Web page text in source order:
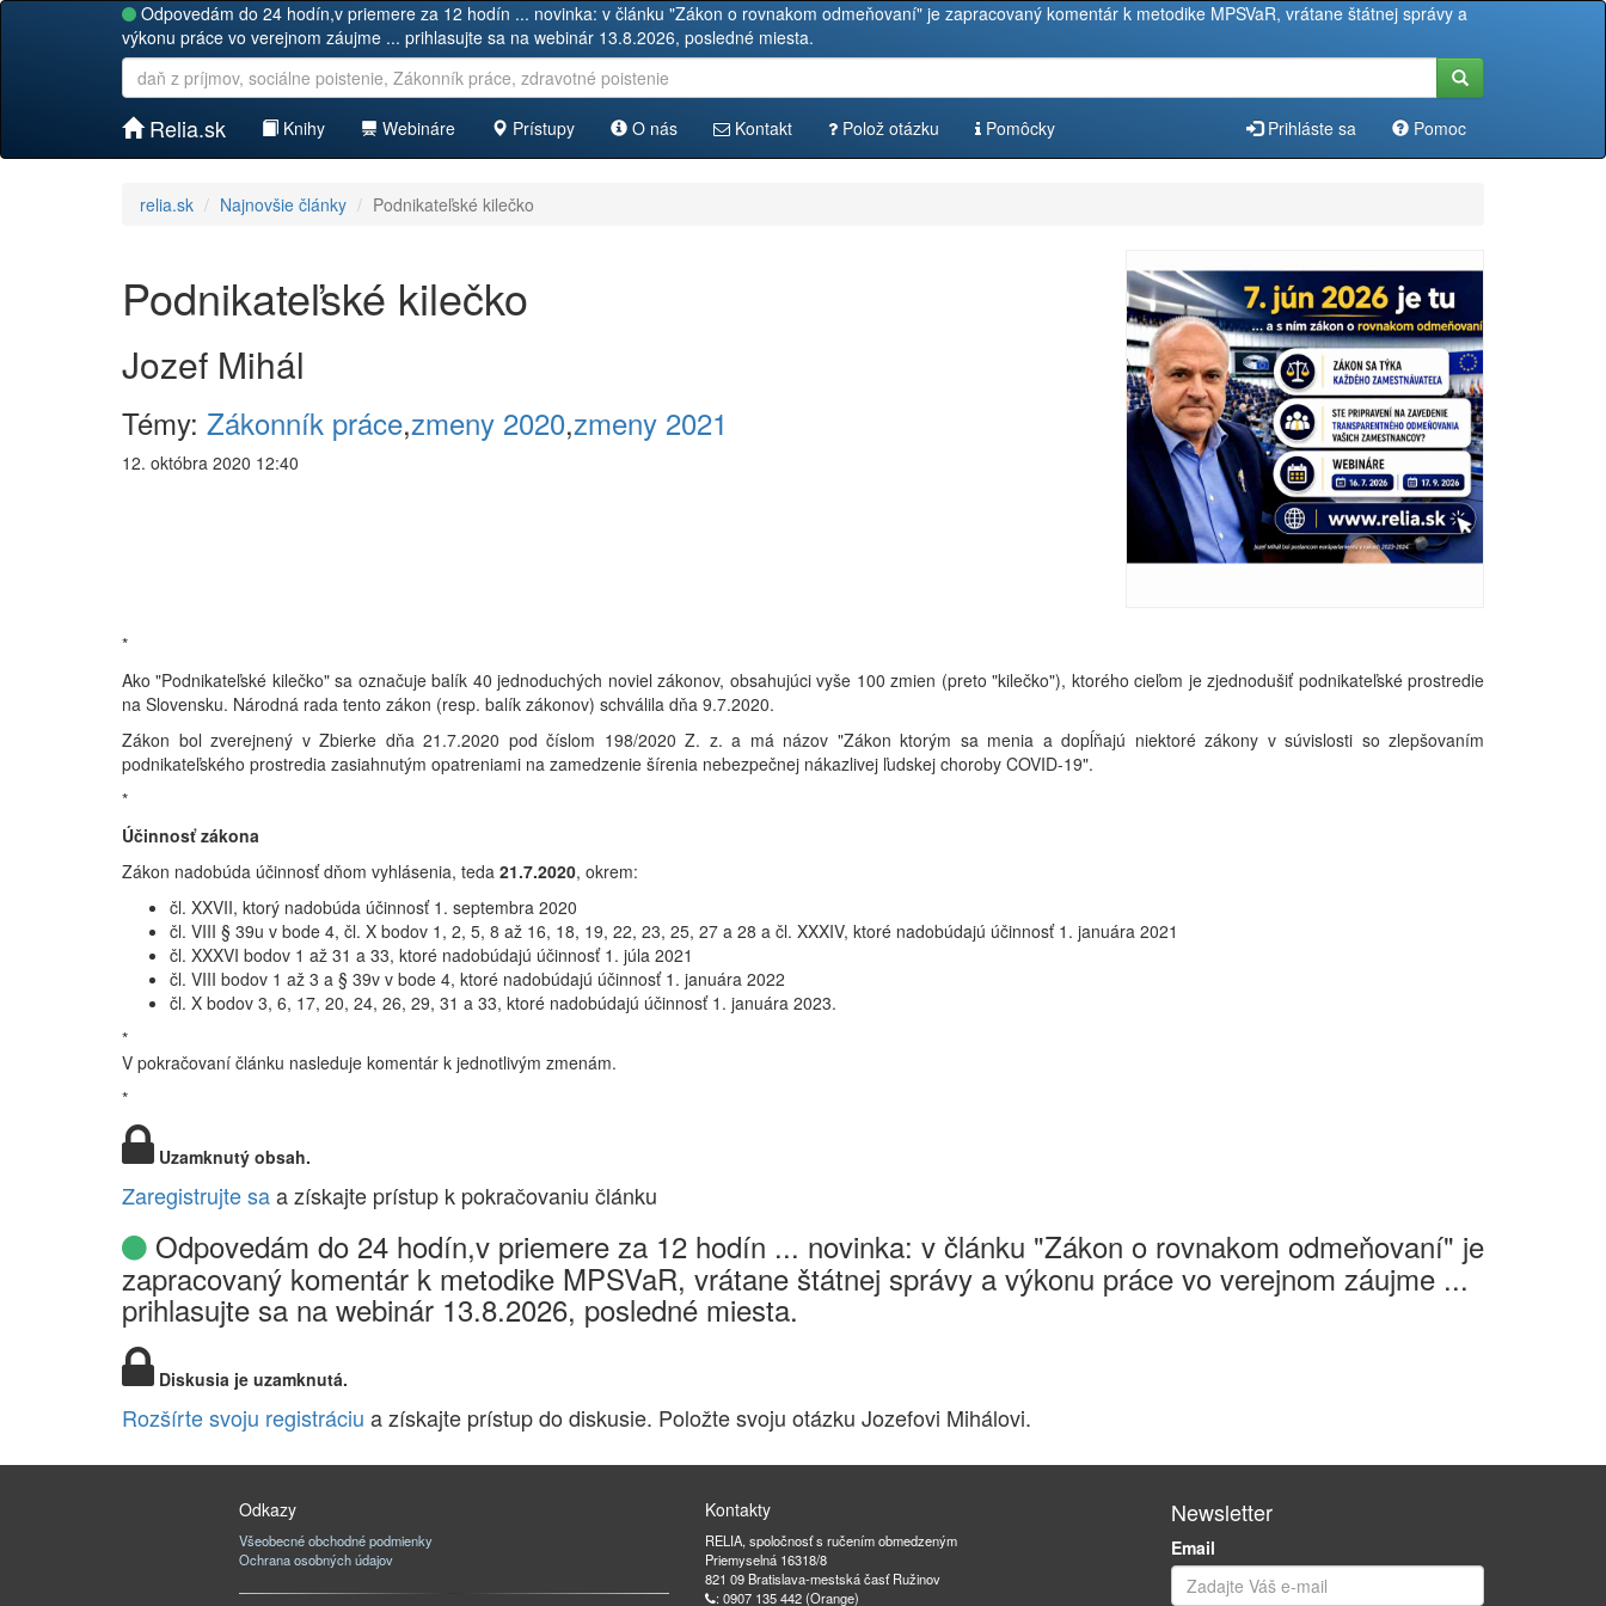
Odpovedám do 24 hodín,v priemere za 12 hodín ... novinka: v článku "Zákon o rovnakom odmeňovaní" je zapracovaný komentár k metodike MPSVaR, vrátane štátnej správy a
výkonu práce vo verejnom záujme ... prihlasujte sa na webinár 13.8.2026, posledné miesta.
Relia.sk Knihy Webináre Prístupy O nás Kontakt Polož otázku Pomôcky Prihláste sa Pomoc
relia.sk Najnovšie články Podnikateľské kilečko
Podnikateľské kilečko
Jozef Mihál
Témy: Zákonník práce,zmeny 2020,zmeny 2021
12. októbra 2020 12:40
*
Ako "Podnikateľské kilečko" sa označuje balík 40 jednoduchých noviel zákonov, obsahujúci vyše 100 zmien (preto "kilečko"), ktorého cieľom je zjednodušiť podnikateľské prostredie
na Slovensku. Národná rada tento zákon (resp. balík zákonov) schválila dňa 9.7.2020.
Zákon bol zverejnený v Zbierke dňa 21.7.2020 pod číslom 198/2020 Z. z. a má názov "Zákon ktorým sa menia a dopĺňajú niektoré zákony v súvislosti so zlepšovaním
podnikateľského prostredia zasiahnutým opatreniami na zamedzenie šírenia nebezpečnej nákazlivej ľudskej choroby COVID-19".
*
Účinnosť zákona
Zákon nadobúda účinnosť dňom vyhlásenia, teda 21.7.2020, okrem:
čl. XXVII, ktorý nadobúda účinnosť 1. septembra 2020
čl. VIII § 39u v bode 4, čl. X bodov 1, 2, 5, 8 až 16, 18, 19, 22, 23, 25, 27 a 28 a čl. XXXIV, ktoré nadobúdajú účinnosť 1. januára 2021
čl. XXXVI bodov 1 až 31 a 33, ktoré nadobúdajú účinnosť 1. júla 2021
čl. VIII bodov 1 až 3 a § 39v v bode 4, ktoré nadobúdajú účinnosť 1. januára 2022
čl. X bodov 3, 6, 17, 20, 24, 26, 29, 31 a 33, ktoré nadobúdajú účinnosť 1. januára 2023.
*
V pokračovaní článku nasleduje komentár k jednotlivým zmenám.
*
Uzamknutý obsah.
Zaregistrujte saa získajte prístup k pokračovaniu článku
Odpovedám do 24 hodín,v priemere za 12 hodín ... novinka: v článku "Zákon o rovnakom odmeňovaní" je
zapracovaný komentár k metodike MPSVaR, vrátane štátnej správy a výkonu práce vo verejnom záujme ...
prihlasujte sa na webinár 13.8.2026, posledné miesta.
Diskusia je uzamknutá.
Rozšírte svoju registráciu a získajte prístup do diskusie. Položte svoju otázku Jozefovi Mihálovi.
Odkazy
Všeobecné obchodné podmienky
Ochrana osobných údajov
Kontakty
RELIA, spoločnosť s ručením obmedzeným
Priemyselná 16318/8
821 09 Bratislava-mestská časť Ružinov
: 0907 135 442 (Orange)
Newsletter
Email